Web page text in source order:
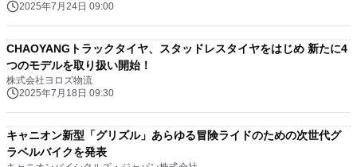
2025年7月24日 09:00
CHAOYANGトラックタイヤ、スタッドレスタイヤをはじめ 新たに4
つのモデルを取り扱い開始！
株式会社ヨロズ物流
2025年7月18日 09:30
キャニオン新型「グリズル」あらゆる冒険ライドのための次世代グ
ラベルバイクを発表